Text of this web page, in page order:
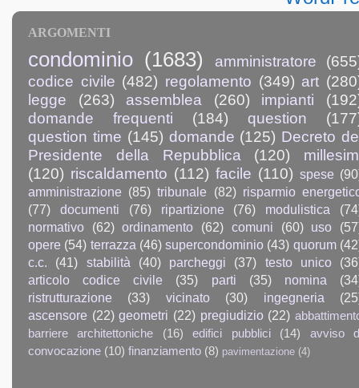
ARGOMENTI
condominio (1683) amministratore
codice civile (482) regolamento (349) art
legge
(263) assemblea (260) impianti
domande frequenti
(184) question
question time (145) domande (125) Decreto
Presidente della Repubblica
(120)
(120) riscaldamento (112) facile (110) spese
amministrazione (85) tribunale (82) risparmio
(77)
documenti (76) ripartizione (76) modulistica
normativo
(62) ordinamento (62) comuni (60) uso
opere (54) terrazza (46) supercondominio (43) quorum
c.c.
(41) stabilità (40) parcheggi (37) testo unico
articolo codice civile
(35) parti (35) nomina
ristrutturazione
(33) vicinato (30) ingegneria
ascensore (22) geometri (22) pregiudizio (22)
barriere architettoniche
(16) edifici pubblici (14)
avviso
convocazione (10) finanziamento (8) pavimentazione (4)